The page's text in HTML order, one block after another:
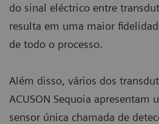
do sinal eléctrico entre
resulta em uma maior
de todo o processo.
Além disso, vários dos
ACUSON Sequoia apresentam
sensor única chamada de